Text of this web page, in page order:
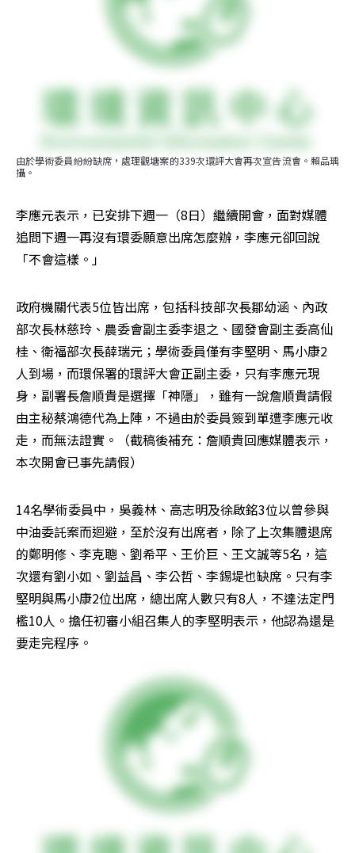
由於學術委員紛紛缺席，處理觀塘案的339次環評大會再次宣告流會。賴品瑀
攝。
李應元表示，已安排下週一（8日）繼續開會，面對媒體
追問下週一再沒有環委願意出席怎麼辦，李應元卻回說
「不會這樣。」
政府機關代表5位皆出席，包括科技部次長鄒幼涵、內政
部次長林慈玲、農委會副主委李退之、國發會副主委高仙
桂、衛福部次長薛瑞元；學術委員僅有李堅明、馬小康2
人到場，而環保署的環評大會正副主委，只有李應元現
身，副署長詹順貴是選擇「神隱」，雖有一說詹順貴請假
由主秘蔡鴻德代為上陣，不過由於委員簽到單遭李應元收
走，而無法證實。（截稿後補充：詹順貴回應媒體表示，
本次開會已事先請假）
14名學術委員中，吳義林、高志明及徐啟銘3位以曾參與
中油委託案而迴避，至於沒有出席者，除了上次集體退席
的鄭明修、李克聰、劉希平、王价巨、王文誠等5名，這
次還有劉小如、劉益昌、李公哲、李錫堤也缺席。只有李
堅明與馬小康2位出席，總出席人數只有8人，不達法定門
檻10人。擔任初審小組召集人的李堅明表示，他認為還是
要走完程序。